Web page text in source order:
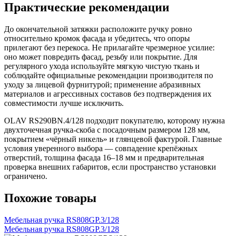
Практические рекомендации
До окончательной затяжки расположите ручку ровно
относительно кромок фасада и убедитесь, что опоры
прилегают без перекоса. Не прилагайте чрезмерное усилие:
оно может повредить фасад, резьбу или покрытие. Для
регулярного ухода используйте мягкую чистую ткань и
соблюдайте официальные рекомендации производителя по
уходу за лицевой фурнитурой; применение абразивных
материалов и агрессивных составов без подтверждения их
совместимости лучше исключить.
OLAV RS290BN.4/128 подходит покупателю, которому нужна
двухточечная ручка-скоба с посадочным размером 128 мм,
покрытием «чёрный никель» и глянцевой фактурой. Главные
условия уверенного выбора — совпадение крепёжных
отверстий, толщина фасада 16–18 мм и предварительная
проверка внешних габаритов, если пространство установки
ограничено.
Похожие товары
Мебельная ручка RS808GP.3/128
Мебельная ручка RS808GP.3/128